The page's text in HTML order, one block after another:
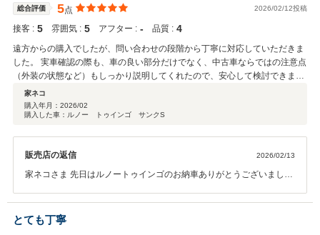
総合評価 5点 2026/02/12投稿
接客 : 5 雰囲気 : 5 アフター : ‐ 品質 : 4
遠方からの購入でしたが、問い合わせの段階から丁寧に対応していただきま
した。 実車確認の際も、車の良い部分だけでなく、中古車ならではの注意点
（外装の状態など）もしっかり説明してくれたので、安心して検討できまし
た。 整備工場（ボッシュカーサービス）が併設されており、ルノー車に詳し
いスタッフさんがいるので、納車後の整備も安心してお任せできそうです。
家ネコ
購入年月： 2026/02
購入した車：ルノー トゥインゴ サンクS
販売店の返信 2026/02/13
家ネコさま 先日はルノートゥインゴのお納車ありがとうございまし
ら下取してまた次のお客様へ繋ぐ事ができて私どもも嬉しいです。 今
後もお力になれますように努力してまいります。
とても丁寧